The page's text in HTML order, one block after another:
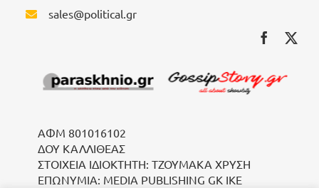
sales@political.gr
ΑΦΜ 801016102
ΔΟΥ ΚΑΛΛΙΘΕΑΣ
ΣΤΟΙΧΕΙΑ ΙΔΙΟΚΤΗΤΗ: ΤΖΟΥΜΑΚΑ ΧΡΥΣΗ
ΕΠΩΝΥΜΙΑ: MEDIA PUBLISHING GK IKE